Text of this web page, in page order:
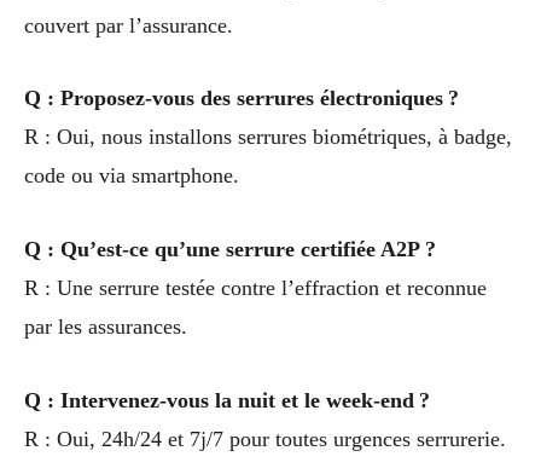
couvert par l’assurance.
Q : Proposez-vous des serrures électroniques ?
R : Oui, nous installons serrures biométriques, à badge,
code ou via smartphone.
Q : Qu’est-ce qu’une serrure certifiée A2P ?
R : Une serrure testée contre l’effraction et reconnue
par les assurances.
Q : Intervenez-vous la nuit et le week-end ?
R : Oui, 24h/24 et 7j/7 pour toutes urgences serrurerie.